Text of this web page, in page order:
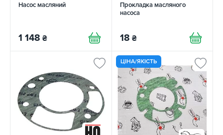
Насос масляний
1 148 ₴
Прокладка масляного
насоса
18 ₴
ЦІНА/ЯКІСТЬ